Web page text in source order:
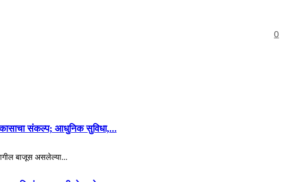
0
संकल्प; आधुनिक सुविधा,...
बाजूस असलेल्या...